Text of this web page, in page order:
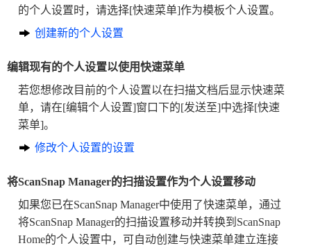
的个人设置时，请选择[快速菜单]作为模板个人设置。
创建新的个人设置
编辑现有的个人设置以使用快速菜单
若您想修改目前的个人设置以在扫描文档后显示快速菜
单，请在[编辑个人设置]窗口下的[发送至]中选择[快速
菜单]。
修改个人设置的设置
将ScanSnap Manager的扫描设置作为个人设置移动
如果您已在ScanSnap Manager中使用了快速菜单，通过
将ScanSnap Manager的扫描设置移动并转换到ScanSnap
Home的个人设置中，可自动创建与快速菜单建立连接